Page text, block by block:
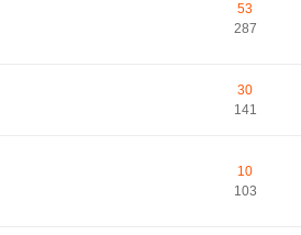
53
287
30
141
10
103